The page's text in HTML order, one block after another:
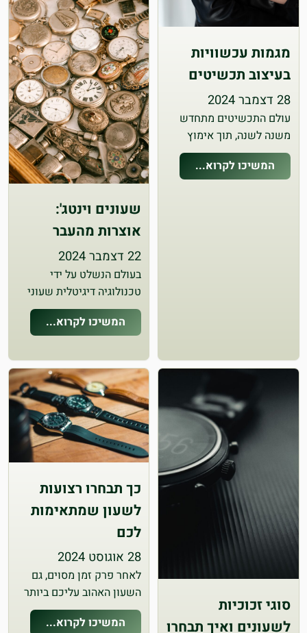
מגמות עכשוויות
בעיצוב תכשיטים
28 דצמבר 2024
עולם התכשיטים מתחדש
משנה לשנה, תוך אימוץ
טרנדים מרתקים, שילוב של
חומרים ואפילו אמירות
המשיכו לקרוא...
שעונים וינטג':
אוצרות מהעבר
22 דצמבר 2024
בעולם הנשלט על ידי
טכנולוגיה דיגיטלית שעוני
וינטג' הם יותר מסתם
מכשירי שמירת זמן - הם
התגלמות של אומנות וסגנון
היסטורי יוקרתי. הקסם של
שעוני וינטג' מכניים מושך
אספנים מקצועיים לצד
חובבים, כשאלה…
המשיכו לקרוא...
סוגי זכוכיות
לשעונים ואיך תבחרו
כך תבחרו רצועות
לשעון שמתאימות
לכם
28 אוגוסט 2024
לאחר פרק זמן מסוים, גם
השעון האהוב עליכם ביותר
בקולקציה יתחיל לאבד מעט
מהזוהר שלו. כולנו היינו
המשיכו לקרוא...